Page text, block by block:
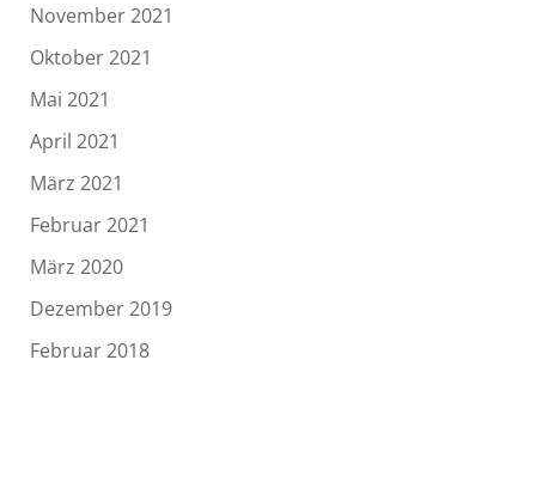
November 2021
Oktober 2021
Mai 2021
April 2021
März 2021
Februar 2021
März 2020
Dezember 2019
Februar 2018